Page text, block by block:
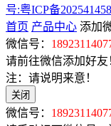
号:粤ICP备
首页 产品中心 添加
微信号：
请前往微信添加好友
注：请说明来意！
关闭
微信号：